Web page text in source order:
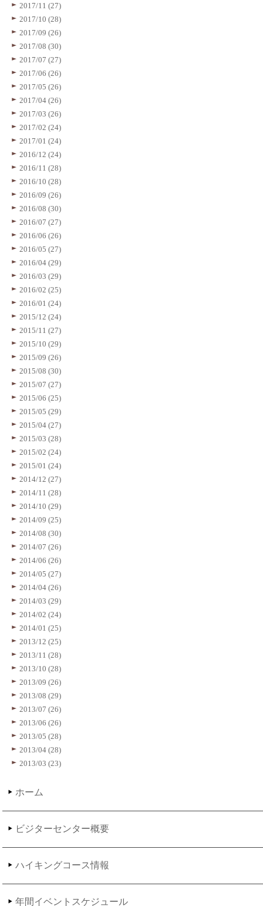
2017/11 (27)
2017/10 (28)
2017/09 (26)
2017/08 (30)
2017/07 (27)
2017/06 (26)
2017/05 (26)
2017/04 (26)
2017/03 (26)
2017/02 (24)
2017/01 (24)
2016/12 (24)
2016/11 (28)
2016/10 (28)
2016/09 (26)
2016/08 (30)
2016/07 (27)
2016/06 (26)
2016/05 (27)
2016/04 (29)
2016/03 (29)
2016/02 (25)
2016/01 (24)
2015/12 (24)
2015/11 (27)
2015/10 (29)
2015/09 (26)
2015/08 (30)
2015/07 (27)
2015/06 (25)
2015/05 (29)
2015/04 (27)
2015/03 (28)
2015/02 (24)
2015/01 (24)
2014/12 (27)
2014/11 (28)
2014/10 (29)
2014/09 (25)
2014/08 (30)
2014/07 (26)
2014/06 (26)
2014/05 (27)
2014/04 (26)
2014/03 (29)
2014/02 (24)
2014/01 (25)
2013/12 (25)
2013/11 (28)
2013/10 (28)
2013/09 (26)
2013/08 (29)
2013/07 (26)
2013/06 (26)
2013/05 (28)
2013/04 (28)
2013/03 (23)
ホーム
ビジターセンター概要
ハイキングコース情報
年間イベントスケジュール